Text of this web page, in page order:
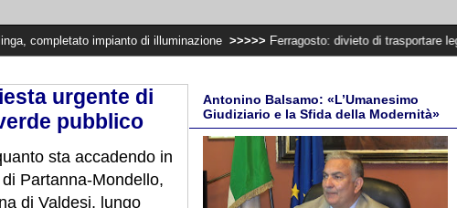
impianto di illuminazione >>>>> Ferragosto: divieto di trasportare legna e fare
urgente di
pubblico
sta accadendo in
Partanna-Mondello,
di Valdesi, lungo
Antonino Balsamo: «L’Umanesimo
Giudiziario e la Sfida della Modernità»